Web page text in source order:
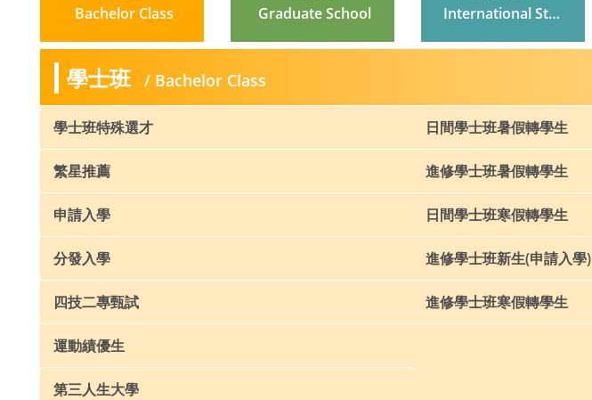
Bachelor Class
Graduate School
International Stud
學士班 / Bachelor Class
學士班特殊選才
繁星推薦
申請入學
分發入學
四技二專甄試
日間學士班暑假轉學生
進修學士班暑假轉學生
日間學士班寒假轉學生
進修學士班新生(申請入學)
進修學士班寒假轉學生
運動績優生
第三人生大學